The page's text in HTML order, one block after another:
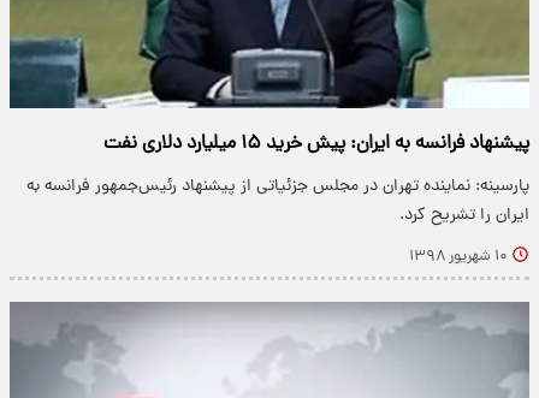
پیشنهاد فرانسه به ایران: پیش خرید ۱۵ میلیارد دلاری نفت
پارسینه: نماینده تهران در مجلس جزئیاتی از پیشنهاد رئیس‌جمهور فرانسه به
ایران را تشریح کرد.
۱۰ شهریور ۱۳۹۸